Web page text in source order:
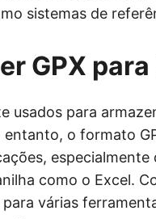
sistemas de
GPX para
usados para
o formato
como o Excel.
várias